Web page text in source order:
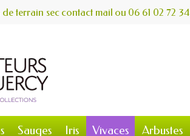
terrain sec contact mail ou 06 61 02 72 34
Sauges Iris Vivaces Arbustes